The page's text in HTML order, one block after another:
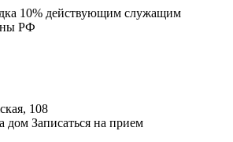
10% действующим служащим
РФ
108
дом Записаться на прием